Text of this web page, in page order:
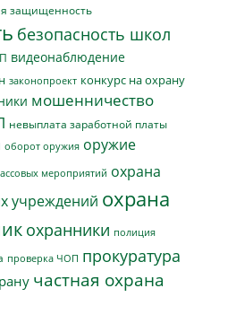
защищенность
безопасность школ
видеонаблюдение
законопроект конкурс на охрану
мошенничество
невыплата заработной платы
оборот оружия оружие
мероприятий охрана
учреждений охрана
охранники полиция
проверка ЧОП прокуратура
частная охрана